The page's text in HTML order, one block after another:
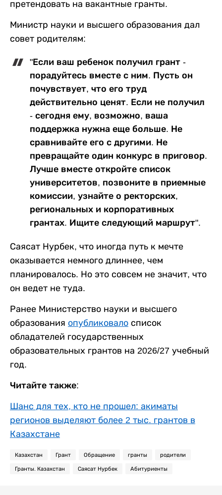
претендовать на вакантные гранты.
Министр науки и высшего образования дал
совет родителям:
"Если ваш ребенок получил грант -
порадуйтесь вместе с ним. Пусть он
почувствует, что его труд
действительно ценят. Если не получил
- сегодня ему, возможно, ваша
поддержка нужна еще больше. Не
сравнивайте его с другими. Не
превращайте один конкурс в приговор.
Лучше вместе откройте список
университетов, позвоните в приемные
комиссии, узнайте о ректорских,
региональных и корпоративных
грантах. Ищите следующий маршрут".
Саясат Нурбек, что иногда путь к мечте
оказывается немного длиннее, чем
планировалось. Но это совсем не значит, что
он ведет не туда.
Ранее Министерство науки и высшего
образования опубликовало список
обладателей государственных
образовательных грантов на 2026/27 учебный
год.
Читайте также:
Шанс для тех, кто не прошел: акиматы
регионов выделяют более 2 тыс. грантов в
Казахстане
Казахстан Грант Обращение гранты родители
Гранты. Казахстан Саясат Нурбек Абитуриенты